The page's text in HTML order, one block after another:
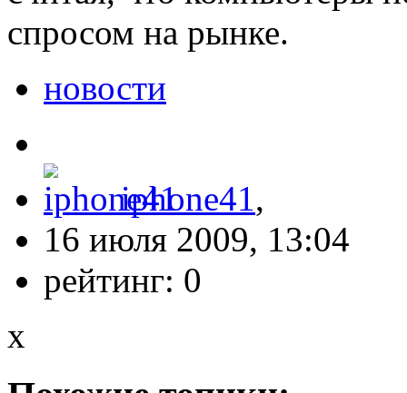
спросом на рынке.
новости
iphone41,
16 июля 2009, 13:04
рейтинг: 0
x